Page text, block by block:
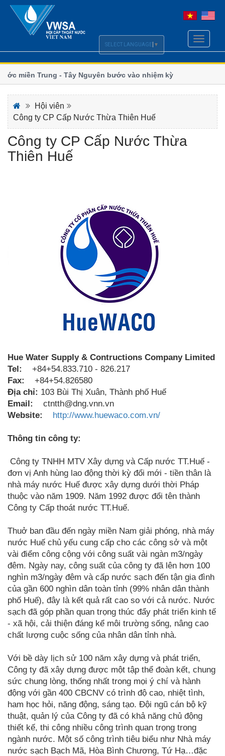
Toggle
miền Trung - Tây Nguyên bước vào nhiệm kỳ xanh và
đổi
hoàn thiện chính sách Luật Cấp, Thoát nước
Hội viên
Công ty CP Cấp Nước Thừa Thiên Huế
Công ty CP Cấp Nước Thừa
Thiên Huế
Hue Water Supply & Contructions Company Limited
Tel:
+84+54.833.710 - 826.217
Fax:
+84+54.826580
Địa chỉ: 103 Bùi Thị Xuân, Thành phố Huế
Email:
ctntth@dng.vnn.vn
Website:
http://www.huewaco.com.vn/
Thông tin công ty:
Công ty TNHH MTV Xây dựng và Cấp nước TT.Huế -
đơn vị Anh hùng lao động thời kỳ đổi mới - tiền thân là
nhà máy nước Huế được xây dựng dưới thời Pháp
thuộc vào năm 1909. Năm 1992 được đổi tên thành
Công ty Cấp thoát nước TT.Huế.
Thuở ban đầu đến ngày miền Nam giải phóng, nhà máy
nước Huế chủ yếu cung cấp cho các công sở và một
vài điểm công cộng với công suất vài ngàn m3/ngày
đêm. Ngày nay, công suất của công ty đã lên hơn 100
nghìn m3/ngày đêm và cấp nước sạch đến tận gia đình
của gần 600 nghìn dân toàn tỉnh (99% nhân dân thành
phố Huế), đây là kết quả rất cao so với cả nước. Nước
sạch đã góp phần quan trọng thúc đẩy phát triển kinh tế
- xã hội, cải thiện đáng kể môi trường sống, nâng cao
chất lượng cuộc sống của nhân dân tỉnh nhà.
Với bề dày lịch sử 100 năm xây dựng và phát triển,
Công ty đã xây dựng được một tập thể đoàn kết, chung
sức chung lòng, thống nhất trong mọi ý chí và hành
động với gần 400 CBCNV có trình độ cao, nhiệt tình,
ham học hỏi, năng động, sáng tạo. Đội ngũ cán bộ kỹ
thuật, quản lý của Công ty đã có khả năng chủ động
thiết kế, thi công nhiều công trình quan trọng trong
ngành nước. Một số công trình tiêu biểu như Nhà máy
nước sạch Bạch Mã, Hòa Bình Chương, Tứ Hạ…đặc
SELECT LANGUAGE ▼